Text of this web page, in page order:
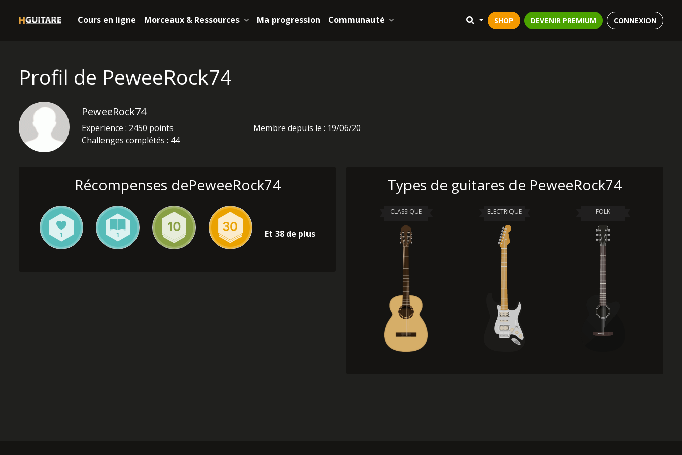
Cours en ligne Morceaux & Ressources Ma progression Communauté SHOP DEVENIR PREMIUM CONNEXION
Profil de PeweeRock74
PeweeRock74
Experience : 2450 points
Membre depuis le : 19/06/20
Challenges complétés : 44
Récompenses dePeweeRock74
Et 38 de plus
Types de guitares de PeweeRock74
CLASSIQUE ELECTRIQUE FOLK